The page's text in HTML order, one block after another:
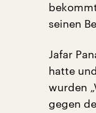
seinen
Jafar
hatte
wurden
gegen